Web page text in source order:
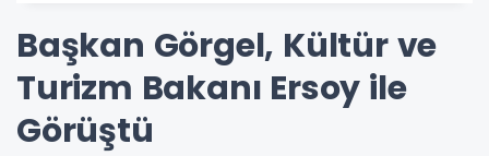
Başkan Görgel, Kültür ve
Turizm Bakanı Ersoy ile
Görüştü